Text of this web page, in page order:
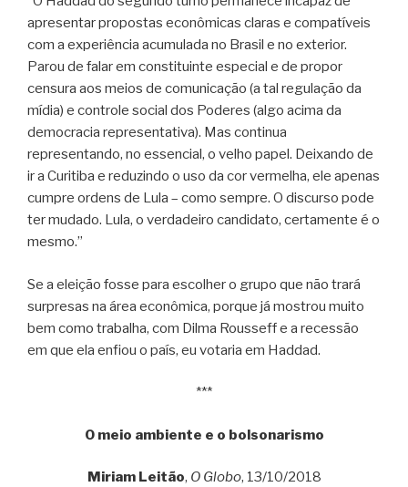
apresentar propostas econômicas claras e compatíveis
com a experiência acumulada no Brasil e no exterior.
Parou de falar em constituinte especial e de propor
censura aos meios de comunicação (a tal regulação da
mídia) e controle social dos Poderes (algo acima da
democracia representativa). Mas continua
representando, no essencial, o velho papel. Deixando de
ir a Curitiba e reduzindo o uso da cor vermelha, ele apenas
cumpre ordens de Lula – como sempre. O discurso pode
ter mudado. Lula, o verdadeiro candidato, certamente é o
mesmo.”
Se a eleição fosse para escolher o grupo que não trará
surpresas na área econômica, porque já mostrou muito
bem como trabalha, com Dilma Rousseff e a recessão
em que ela enfiou o país, eu votaria em Haddad.
***
O meio ambiente e o bolsonarismo
Miriam Leitão, O Globo, 13/10/2018